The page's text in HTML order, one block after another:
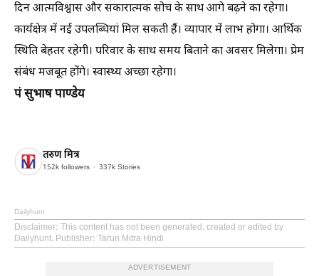
दिन आत्मविश्वास और सकारात्मक सोच के साथ आगे बढ़ने का रहेगा।
कार्यक्षेत्र में नई उपलब्धियां मिल सकती हैं। व्यापार में लाभ होगा। आर्थिक
स्थिति बेहतर रहेगी। परिवार के साथ समय बिताने का अवसर मिलेगा। प्रेम
संबंध मजबूत होंगे। स्वास्थ्य अच्छा रहेगा।
पं सुभाष पाण्डेय
तरुण मित्र
152k followers 337k Stories
Dailyhunt
Disclaimer: This content has not been generated, created or edited by
Dailyhunt. Publisher: Tarun Mitra Hindi
ADVERTISEMENT